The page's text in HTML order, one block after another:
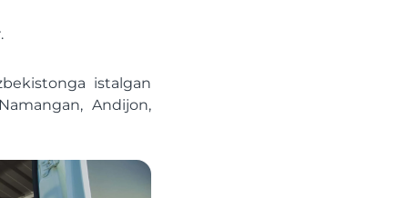
istalgan
Andijon,